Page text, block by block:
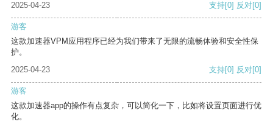
2025-04-23 支持[0] 反对[0]
游客
这款加速器VPM应用程序已经为我们带来了无限的流畅体验和安全性保
护。
2025-04-23
支持[0] 反对[0]
游客
这款加速器app的操作有点复杂，可以简化一下，比如将设置页面进行优
化。